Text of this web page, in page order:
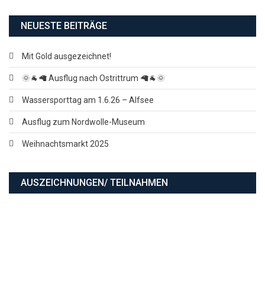
NEUESTE BEITRÄGE
Mit Gold ausgezeichnet!
🌞🐐🦙 Ausflug nach Ostrittrum 🦙🐐🌞
Wassersporttag am 1.6.26 – Alfsee
Ausflug zum Nordwolle-Museum
Weihnachtsmarkt 2025
AUSZEICHNUNGEN/ TEILNAHMEN